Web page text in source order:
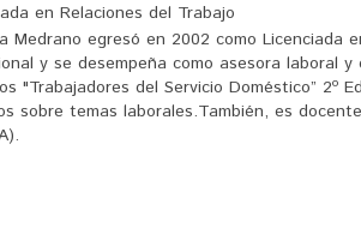
en Relaciones del Trabajo
Medrano egresó en 2002 como Licenciada
y se desempeña como asesora laboral
"Trabajadores del Servicio Doméstico” 2º
sobre temas laborales.También, es